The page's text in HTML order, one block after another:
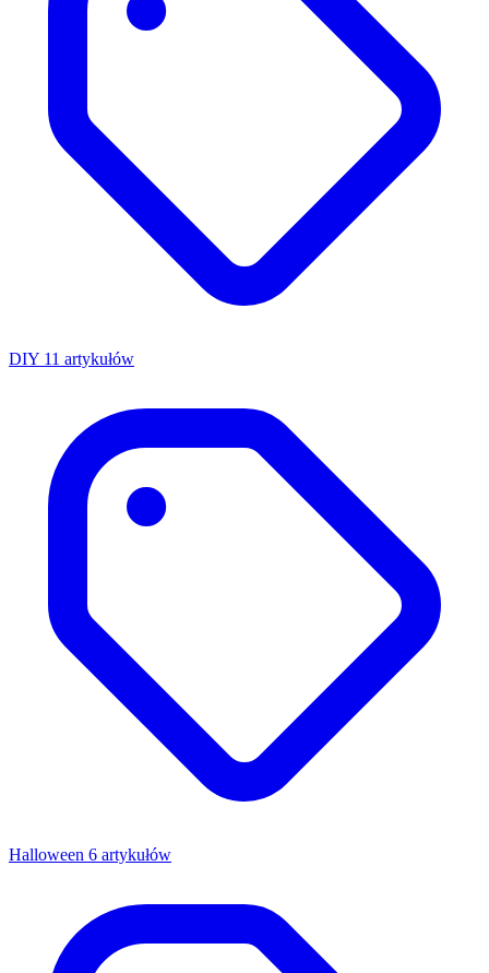
DIY 11 artykułów
Halloween 6 artykułów